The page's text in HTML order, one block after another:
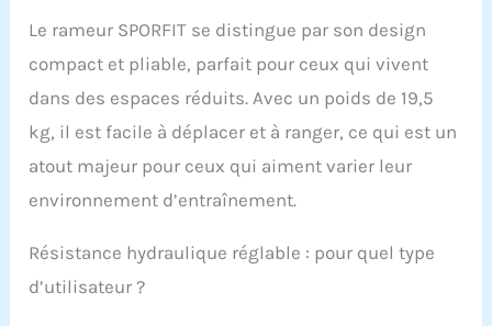
entretien n'est requis.
【Assemblage en
matériau confortable】
Le rameur compact
assembler avec
seulement 10 vis en 20
ergonomique large, la
sangle plate et large, le
Le rameur SPORFIT se distingue par son design
compact et pliable, parfait pour ceux qui vivent
dans des espaces réduits. Avec un poids de 19,5
kg, il est facile à déplacer et à ranger, ce qui est un
atout majeur pour ceux qui aiment varier leur
environnement d’entraînement.
Résistance hydraulique réglable : pour quel type
d’utilisateur ?